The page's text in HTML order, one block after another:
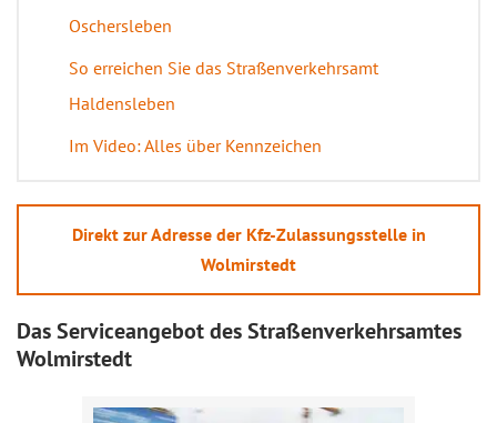
Oschersleben
So erreichen Sie das Straßenverkehrsamt
Haldensleben
Im Video: Alles über Kennzeichen
Direkt zur Adresse der Kfz-Zulassungsstelle in
Wolmirstedt
Das Serviceangebot des Straßenverkehrsamtes
Wolmirstedt